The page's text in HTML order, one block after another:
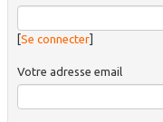
[Se connecter]
Votre adresse email